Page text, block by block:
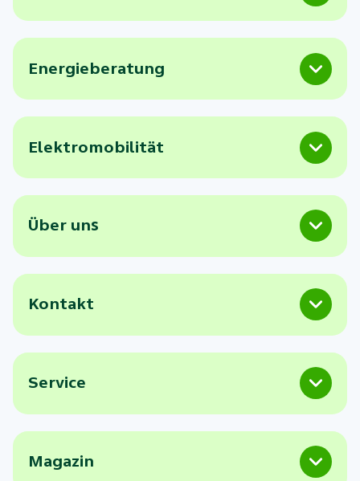
Energieberatung
Elektromobilität
Über uns
Kontakt
Service
Magazin